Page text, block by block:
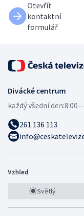
Otevřít
kontaktní
formulář
Divácké centrum
každý všední den:
261 136 113
Vzhled
Světlý